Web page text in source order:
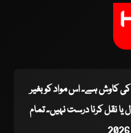
کی کاوش ہے۔ اس مواد کو بغیر
نقل کرنا درست نہیں۔ تمام